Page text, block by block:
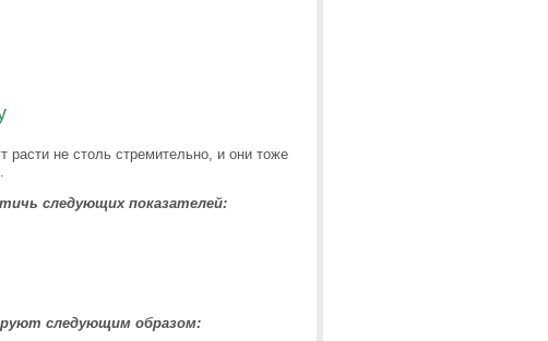
не столь стремительно, и они тоже
следующих показателей:
следующим образом: